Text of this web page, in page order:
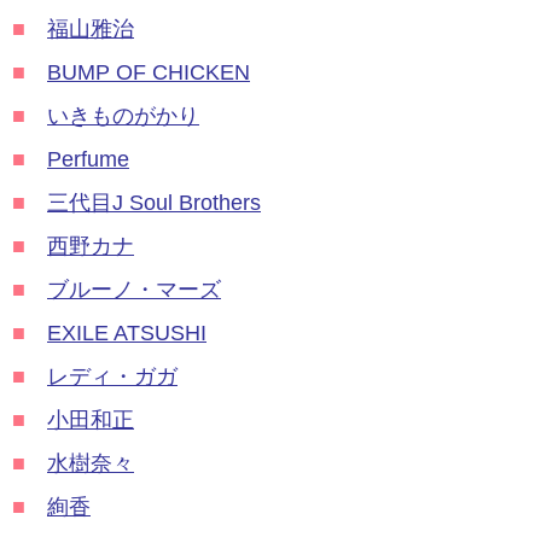
■
福山雅治
■
BUMP OF CHICKEN
■
いきものがかり
■
Perfume
■
三代目J Soul Brothers
■
西野カナ
■
ブルーノ・マーズ
■
EXILE ATSUSHI
■
レディ・ガガ
■
小田和正
■
水樹奈々
■
絢香